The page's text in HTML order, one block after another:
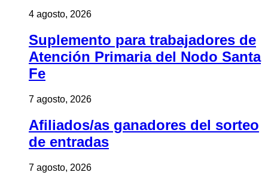
4 agosto, 2026
Suplemento para trabajadores de
Atención Primaria del Nodo Santa
Fe
7 agosto, 2026
Afiliados/as ganadores del sorteo
de entradas
7 agosto, 2026